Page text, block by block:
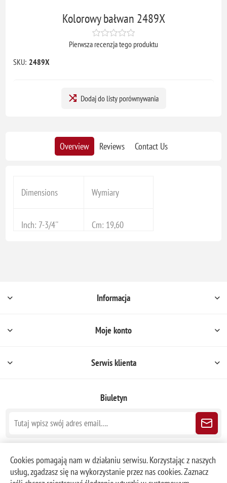
Kolorowy bałwan 2489X
Pierwsza recenzja tego produktu
SKU: 2489X
Dodaj do listy porównywania
Overview Reviews Contact Us
Dimensions Wymiary
Inch: 7-3/4'' Cm: 19,60
Informacja
Moje konto
Serwis klienta
Biuletyn
Śledź nas
Cookies pomagają nam w działaniu serwisu. Korzystając z naszych
usług, zgadzasz się na wykorzystanie przez nas cookies. Zaznacz